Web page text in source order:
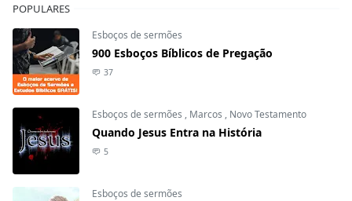
POPULARES
Esboços de sermões
900 Esboços Bíblicos de Pregação
37
Esboços de sermões , Marcos , Novo Testamento
Quando Jesus Entra na História
5
Esboços de sermões